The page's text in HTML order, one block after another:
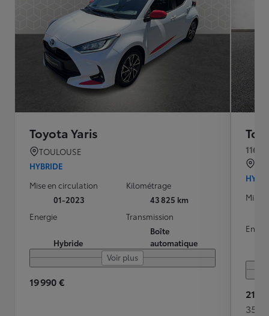
Toyota Yaris
TOULOUSE
HYBRIDE
Mise en circulation
01-2023
Kilométrage
43 825 km
Energie
Hybride
Transmission
Boîte
automatique
Voir plus
19 990 €
116h
Mise
21
350